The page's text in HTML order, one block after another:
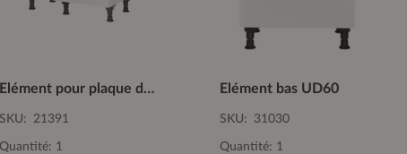
Elément pour plaque de cuisson KS2A90
SKU: 21391
Quantité: 1
Elément bas UD60
SKU: 31030
Quantité: 1